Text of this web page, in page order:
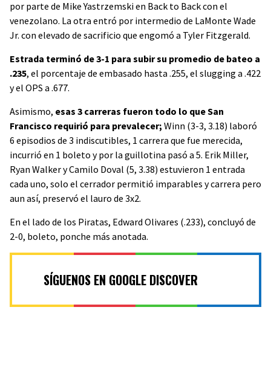
por parte de Mike Yastrzemski en Back to Back con el
venezolano. La otra entró por intermedio de LaMonte Wade
Jr. con elevado de sacrificio que engomó a Tyler Fitzgerald.
Estrada terminó de 3-1 para subir su promedio de bateo a
.235, el porcentaje de embasado hasta .255, el slugging a .422
y el OPS a .677.
Asimismo, esas 3 carreras fueron todo lo que San
Francisco requirió para prevalecer; Winn (3-3, 3.18) laboró
6 episodios de 3 indiscutibles, 1 carrera que fue merecida,
incurrió en 1 boleto y por la guillotina pasó a 5. Erik Miller,
Ryan Walker y Camilo Doval (5, 3.38) estuvieron 1 entrada
cada uno, solo el cerrador permitió imparables y carrera pero
aun así, preservó el lauro de 3x2.
En el lado de los Piratas, Edward Olivares (.233), concluyó de
2-0, boleto, ponche más anotada.
SÍGUENOS EN GOOGLE DISCOVER